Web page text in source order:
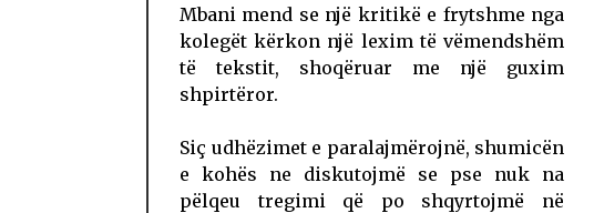
Mbani mend se një kritikë e frytshme nga
kolegët kërkon një lexim të vëmendshëm
të tekstit, shoqëruar me një guxim
shpirtëror.
Siç udhëzimet e paralajmërojnë, shumicën
e kohës ne diskutojmë se pse nuk na
pëlqeu tregimi që po shqyrtojmë në